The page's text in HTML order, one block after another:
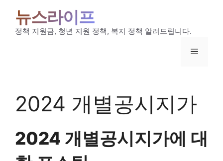
content
뉴스라이프
정책 지원금, 청년 지원 정책, 복지 정책 알려드립니다.
Menu
2024 개별공시지가
2024 개별공시지가에 대